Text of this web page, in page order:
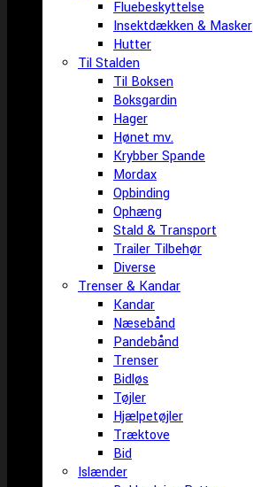
Fluebeskyttelse
Insektdækken & Masker
Hutter
Til Stalden
Til Boksen
Boksgardin
Hager
Hønet mv.
Krybber Spande
Mordax
Opbinding
Ophæng
Stald & Transport
Trailer Tilbehør
Diverse
Trenser & Kandar
Kandar
Næsebånd
Pandebånd
Trenser
Bidløs
Tøjler
Hjælpetøjler
Træktove
Bid
Islænder